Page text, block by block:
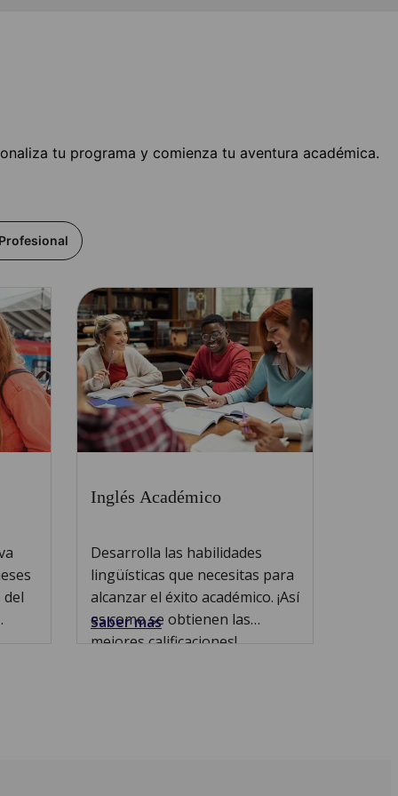
tu programa y comienza tu aventura académica.
Inglés Académico
Desarrolla las habilidades
lingüísticas que necesitas para
alcanzar el éxito académico. ¡Así
es como se obtienen las
mejores calificaciones!
Saber más